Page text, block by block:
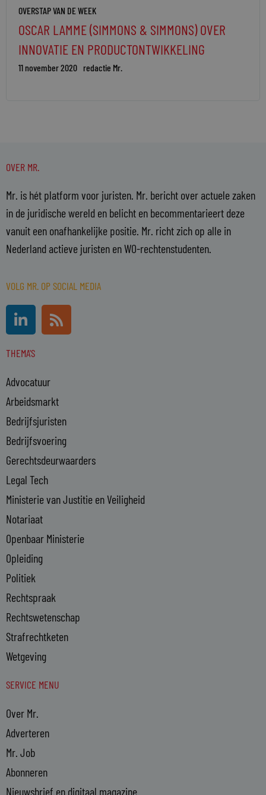
OVERSTAP VAN DE WEEK
OSCAR LAMME (SIMMONS & SIMMONS) OVER
INNOVATIE EN PRODUCTONTWIKKELING
11 november 2020 redactie Mr.
OVER MR.
Mr. is hét platform voor juristen. Mr. bericht over actuele zaken
in de juridische wereld en belicht en becommentarieert deze
vanuit een onafhankelijke positie. Mr. richt zich op alle in
Nederland actieve juristen en WO-rechtenstudenten.
VOLG MR. OP SOCIAL MEDIA
i
k
d
i
n
-
i
n
R
s
THEMA'S
Advocatuur
Arbeidsmarkt
Bedrijfsjuristen
Bedrijfsvoering
Gerechtsdeurwaarders
Legal Tech
Ministerie van Justitie en Veiligheid
Notariaat
Openbaar Ministerie
Opleiding
Politiek
Rechtspraak
Rechtswetenschap
Strafrechtketen
Wetgeving
SERVICE MENU
Over Mr.
Adverteren
Mr. Job
Abonneren
Nieuwsbrief en digitaal magazine